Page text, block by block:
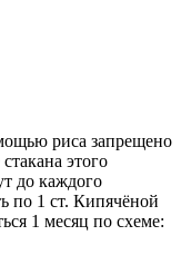
риса запрещено
этого
до каждого
по 1 ст. Кипячёной
1 месяц по схеме: